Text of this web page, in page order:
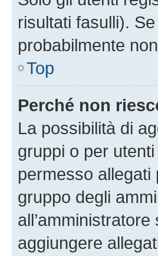
risultati fasulli).
probabilmente
Top
Perché non
La possibilità di
gruppi o per
permesso
gruppo degli
aggiungere